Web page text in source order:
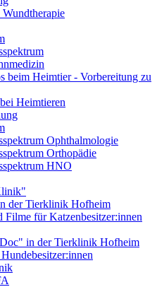
beim Heimtier - Vorbereitung zu
Heimtieren
Ophthalmologie
Orthopädie
HNO
der Tierklinik Hofheim
Filme für Katzenbesitzer:innen
in der Tierklinik Hofheim